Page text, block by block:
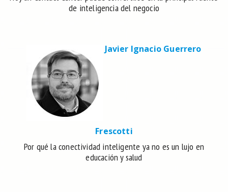
de inteligencia del negocio
Javier Ignacio Guerrero
Frescotti
Por qué la conectividad inteligente ya no es un lujo en
educación y salud